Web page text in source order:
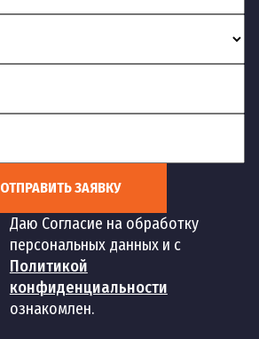
ОТПРАВИТЬ ЗАЯВКУ
Даю Согласие на обработку
персональных данных и с
Политикой
конфиденциальности
ознакомлен.